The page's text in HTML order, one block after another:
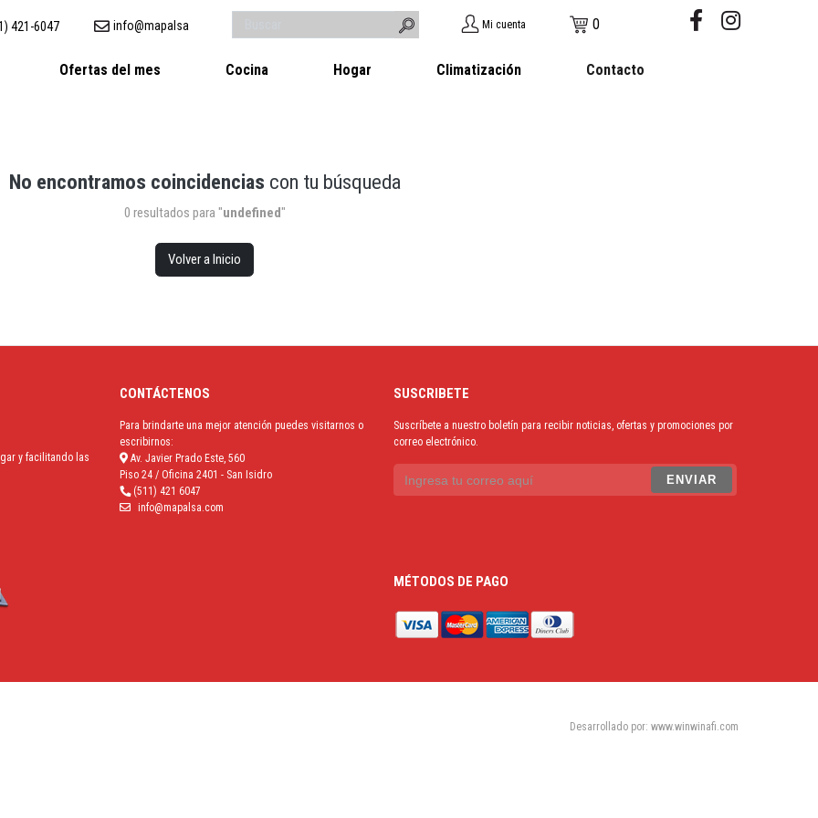
421-6047 info@mapalsa Mi cuenta 0
Ofertas del mes Cocina Hogar Climatización Contacto
No encontramos coincidencias con tu búsqueda
0 resultados para "undefined"
Volver a Inicio
y facilitando las
CONTÁCTENOS
Para brindarte una mejor atención puedes visitarnos o
escribirnos:
Av. Javier Prado Este, 560
Piso 24 / Oficina 2401 - San Isidro
(511) 421 6047
info@mapalsa.com
SUSCRIBETE
Suscríbete a nuestro boletín para recibir noticias, ofertas y promociones por
correo electrónico.
MÉTODOS DE PAGO
Desarrollado por: www.winwinafi.com